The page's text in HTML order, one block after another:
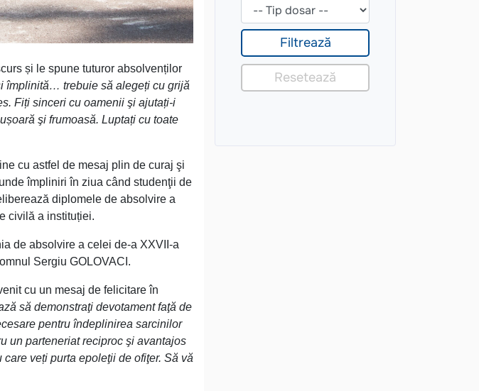
și le spune tuturor absolvenților
împlinită… trebuie să alegeți cu grijă
Fiți sinceri cu oamenii şi ajutați-i
şi frumoasă. Luptați cu toate
cu astfel de mesaj plin de curaj şi
împliniri în ziua când studenţii de
diplomele de absolvire a
civilă a instituției.
de absolvire a celei de-a XXVII-a
Sergiu GOLOVACI.
cu un mesaj de felicitare în
să demonstraţi devotament faţă de
pentru îndeplinirea sarcinilor
un parteneriat reciproc şi avantajos
veți purta epoleţii de ofiţer. Să vă